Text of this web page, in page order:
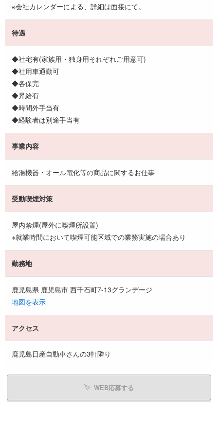
※会社カレンダーによる、詳細は面接にて。
待遇
◆社宅有(家族用・独身用それぞれご用意可)
◆社用車通勤可
◆各保完
◆昇給有
◆時間外手当有
◆経験者は別途手当有
事業内容
給湯機器・オール電化等の商品に関するお仕事
受動喫煙対策
屋内禁煙(屋外に喫煙所設置)
※就業時間において喫煙可能区域での業務実施の場合あり
勤務地
鹿児島県 鹿児島市 西千石町7-13グランデージ
地図を表示
アクセス
鹿児島日産自動車さんの3軒隣り
WEB応募する